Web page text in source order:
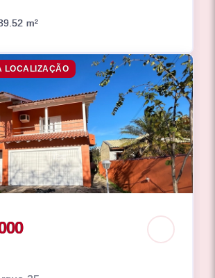
m²
LOCALIZAÇÃO